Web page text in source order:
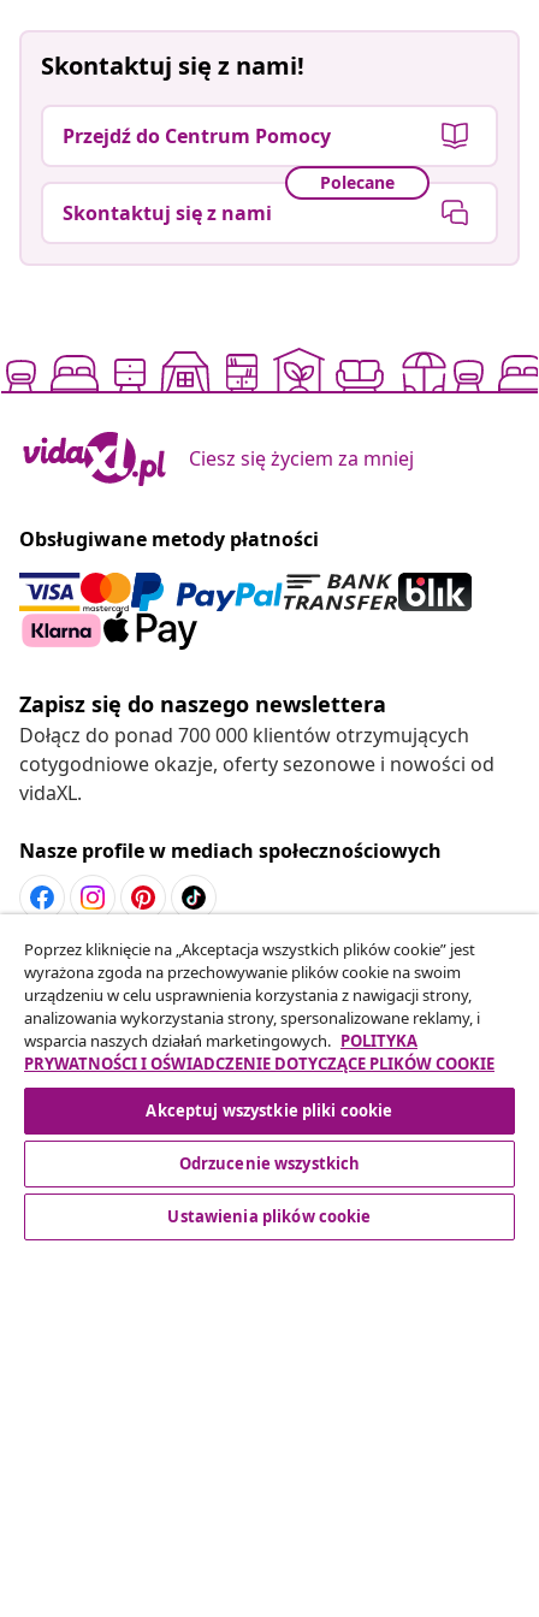
Skontaktuj się z nami!
Przejdź do Centrum Pomocy
Polecane
Skontaktuj się z nami
Ciesz się życiem za mniej
Obsługiwane metody płatności
Zapisz się do naszego newslettera
Dołącz do ponad 700 000 klientów otrzymujących
cotygodniowe okazje, oferty sezonowe i nowości od
vidaXL.
Nasze profile w mediach społecznościowych
Odstąpienie od umowy
Złóż wniosek o odstąpienie od umowy dotyczącej
Twojego zamówienia.
Odstąpienie od umowy
Obsługa Klienta
Poprzez kliknięcie na „Akceptacja wszystkich plików cookie” jest
wyrażona zgoda na przechowywanie plików cookie na swoim
urządzeniu w celu usprawnienia korzystania z nawigacji strony,
analizowania wykorzystania strony, spersonalizowane reklamy, i
wsparcia naszych działań marketingowych. POLITYKA
PRYWATNOŚCI I OŚWIADCZENIE DOTYCZĄCE PLIKÓW COOKIE
Akceptuj wszystkie pliki cookie
Odrzucenie wszystkich
Ustawienia plików cookie